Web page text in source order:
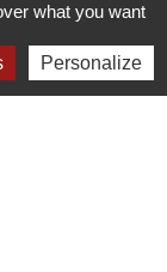
what you want
Personalize